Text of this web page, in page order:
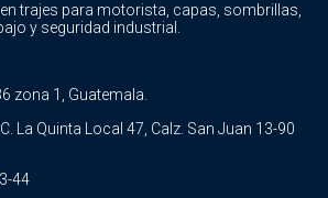
trajes para motorista, capas, sombrillas,
y seguridad industrial.
zona 1, Guatemala.
La Quinta Local 47, Calz. San Juan 13-90
44